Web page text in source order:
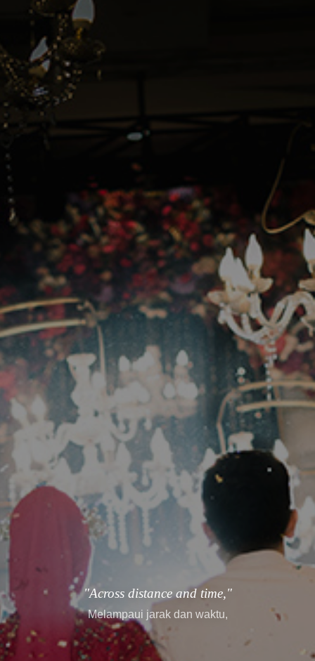
"every story finds its way."
setiap cerita menemukan jalannya.